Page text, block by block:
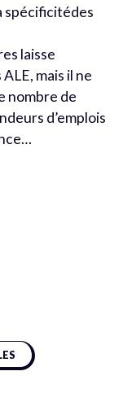
spécificitédes
laisse
mais il ne
nombre de
d’emplois